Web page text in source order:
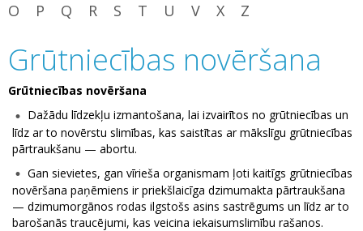
O
P Q R S T U V X Z
Grūtniecības novēršana
Grūtniecības novēršana
Dažādu līdzekļu izmantošana, lai izvairītos no grūtniecības un
līdz ar to novērstu slimības, kas saistītas ar mākslīgu grūtniecības
pārtraukšanu — abortu.
Gan sievietes, gan vīrieša organismam ļoti kaitīgs grūtniecības
novēršana paņēmiens ir priekšlaicīga dzimumakta pārtraukšana
— dzimumorgānos rodas ilgstošs asins sastrēgums un līdz ar to
barošanās traucējumi, kas veicina iekaisumslimību rašanos.